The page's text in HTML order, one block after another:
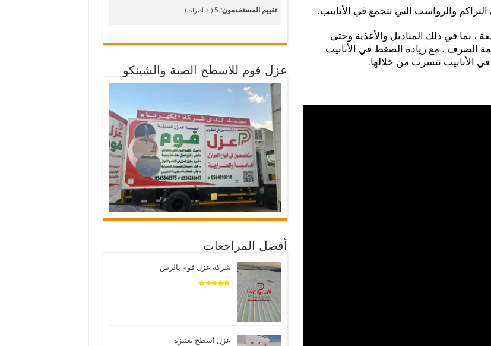
والرواسب التي تتجمع في الأنابيب.
، بما في ذلك المناديل والأغذية وحتى
الصرف ، مع زيادة الضغط في الأنابيب
الأنابيب تتسرب من خلالها.
تقييم المستخدمون: 5
(
3 أصوات)
عزل فوم للاسطح الصبة والشينكو
أفضل المراجعات
شركة عزل فوم بالرس
عزل اسطح بعنيزة